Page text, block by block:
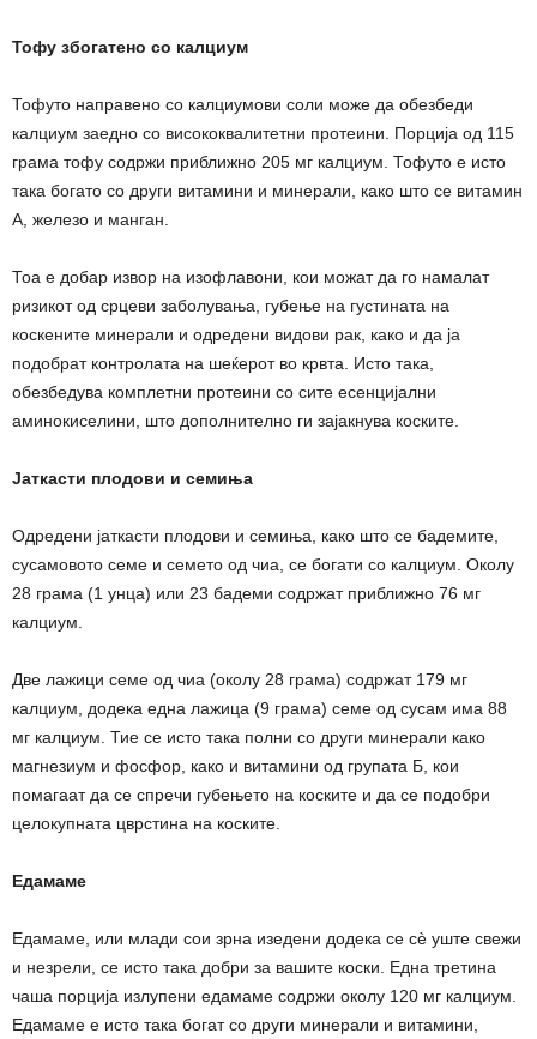
Тофу збогатено со калциум
Тофуто направено со калциумови соли може да обезбеди
калциум заедно со висококвалитетни протеини. Порција од 115
грама тофу содржи приближно 205 мг калциум. Тофуто е исто
така богато со други витамини и минерали, како што се витамин
А, железо и манган.
Тоа е добар извор на изофлавони, кои можат да го намалат
ризикот од срцеви заболувања, губење на густината на
коскените минерали и одредени видови рак, како и да ја
подобрат контролата на шеќерот во крвта. Исто така,
обезбедува комплетни протеини со сите есенцијални
аминокиселини, што дополнително ги зајакнува коските.
Јаткасти плодови и семиња
Одредени јаткасти плодови и семиња, како што се бадемите,
сусамовото семе и семето од чиа, се богати со калциум. Околу
28 грама (1 унца) или 23 бадеми содржат приближно 76 мг
калциум.
Две лажици семе од чиа (околу 28 грама) содржат 179 мг
калциум, додека една лажица (9 грама) семе од сусам има 88
мг калциум. Тие се исто така полни со други минерали како
магнезиум и фосфор, како и витамини од групата Б, кои
помагаат да се спречи губењето на коските и да се подобри
целокупната цврстина на коските.
Едамаме
Едамаме, или млади сои зрна изедени додека се сè уште свежи
и незрели, се исто така добри за вашите коски. Една третина
чаша порција излупени едамаме содржи околу 120 мг калциум.
Едамаме е исто така богат со други минерали и витамини,